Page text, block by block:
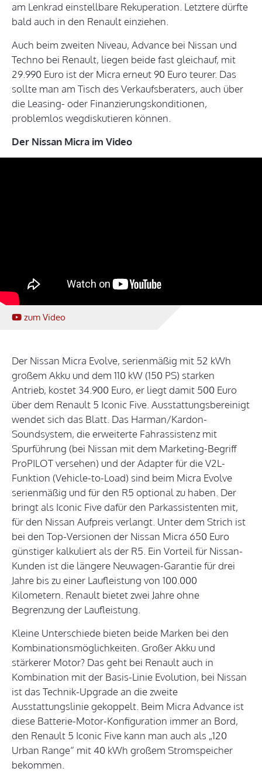
am Lenkrad einstellbare Rekuperation. Letztere dürfte
bald auch in den Renault einziehen.
Auch beim zweiten Niveau, Advance bei Nissan und
Techno bei Renault, liegen beide fast gleichauf, mit
29.990 Euro ist der Micra erneut 90 Euro teurer. Das
sollte man am Tisch des Verkaufsberaters, auch über
die Leasing- oder Finanzierungskonditionen,
problemlos wegdiskutieren können.
Der Nissan Micra im Video
zum Video
Der Nissan Micra Evolve, serienmäßig mit 52 kWh
großem Akku und dem 110 kW (150 PS) starken
Antrieb, kostet 34.900 Euro, er liegt damit 500 Euro
über dem Renault 5 Iconic Five. Ausstattungsbereinigt
wendet sich das Blatt. Das Harman/Kardon-
Soundsystem, die erweiterte Fahrassistenz mit
Spurführung (bei Nissan mit dem Marketing-Begriff
ProPILOT versehen) und der Adapter für die V2L-
Funktion (Vehicle-to-Load) sind beim Micra Evolve
serienmäßig und für den R5 optional zu haben. Der
bringt als Iconic Five dafür den Parkassistenten mit,
für den Nissan Aufpreis verlangt. Unter dem Strich ist
bei den Top-Versionen der Nissan Micra 650 Euro
günstiger kalkuliert als der R5. Ein Vorteil für Nissan-
Kunden ist die längere Neuwagen-Garantie für drei
Jahre bis zu einer Laufleistung von 100.000
Kilometern. Renault bietet zwei Jahre ohne
Begrenzung der Laufleistung.
Kleine Unterschiede bieten beide Marken bei den
Kombinationsmöglichkeiten. Großer Akku und
stärkerer Motor? Das geht bei Renault auch in
Kombination mit der Basis-Linie Evolution, bei Nissan
ist das Technik-Upgrade an die zweite
Ausstattungslinie gekoppelt. Beim Micra Advance ist
diese Batterie-Motor-Konfiguration immer an Bord,
den Renault 5 Iconic Five kann man auch als „120
Urban Range“ mit 40 kWh großem Stromspeicher
bekommen.